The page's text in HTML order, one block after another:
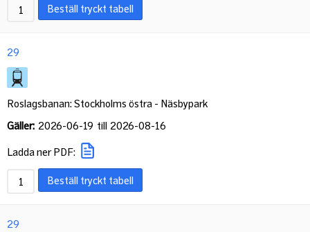
Beställ tryckt tabell
29
Roslagsbanan: Stockholms östra - Näsbypark
Gäller: 2026-06-19 till 2026-08-16
Ladda ner PDF:
Beställ tryckt tabell
29